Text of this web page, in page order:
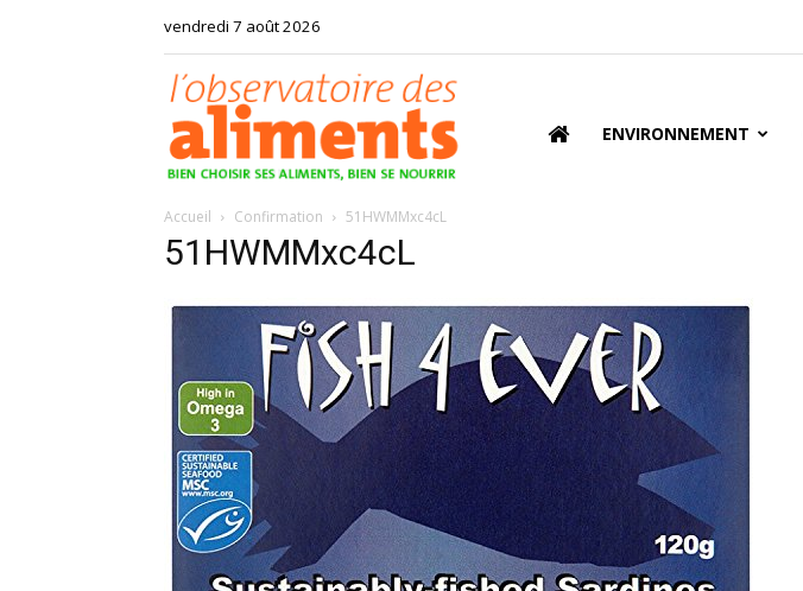
vendredi 7 août 2026
aliments
ENVIRONNEMENT
Accueil Confirmation 51HWMMxc4cL
51HWMMxc4cL